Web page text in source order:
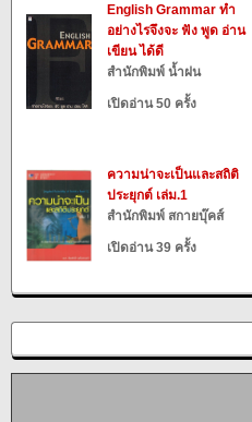
English Grammar ทำ
อย่างไรจึงจะ ฟัง พูด อ่าน
เขียน ได้ดี
สำนักพิมพ์ น้ำฝน
เปิดอ่าน 50 ครั้ง
ความน่าจะเป็นและสถิติ
ประยุกต์ เล่ม.1
สำนักพิมพ์ สกายบุ๊คส์
เปิดอ่าน 39 ครั้ง